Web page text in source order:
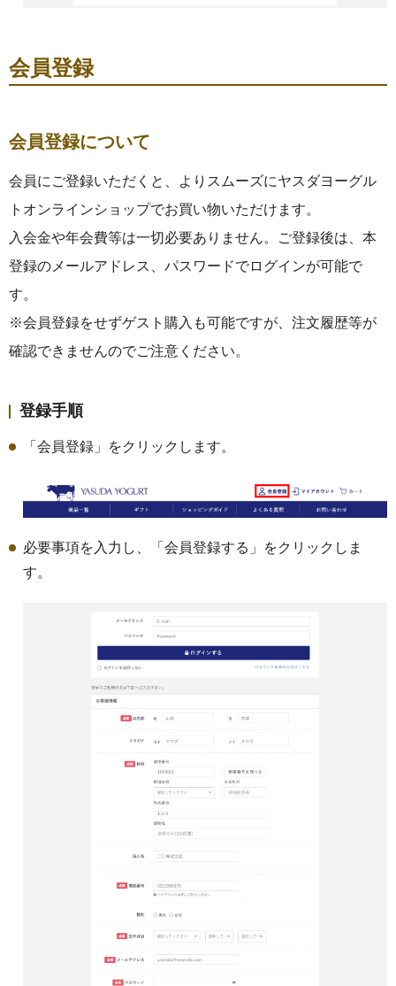
会員登録
会員登録について
会員にご登録いただくと、よりスムーズにヤスダヨーグル
トオンラインショップでお買い物いただけます。
入会金や年会費等は一切必要ありません。ご登録後は、本
登録のメールアドレス、パスワードでログインが可能で
す。
※会員登録をせずゲスト購入も可能ですが、注文履歴等が
確認できませんのでご注意ください。
登録手順
「会員登録」をクリックします。
必要事項を入力し、「会員登録する」をクリックしま
す。